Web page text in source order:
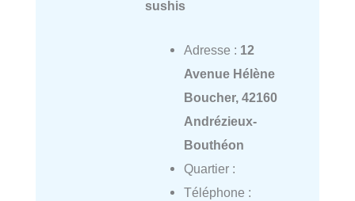
sushis
Adresse : 12
Avenue Hélène
Boucher, 42160
Andrézieux-
Bouthéon
Quartier :
Téléphone :